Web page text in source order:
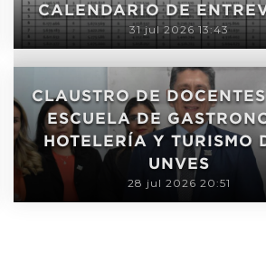
CALENDARIO DE
31 jul 2026 13:43
CLAUSTRO DE
ESCUELA DE
HOTELERÍA Y TURISMO
UNVES
28 jul 2026 20:51